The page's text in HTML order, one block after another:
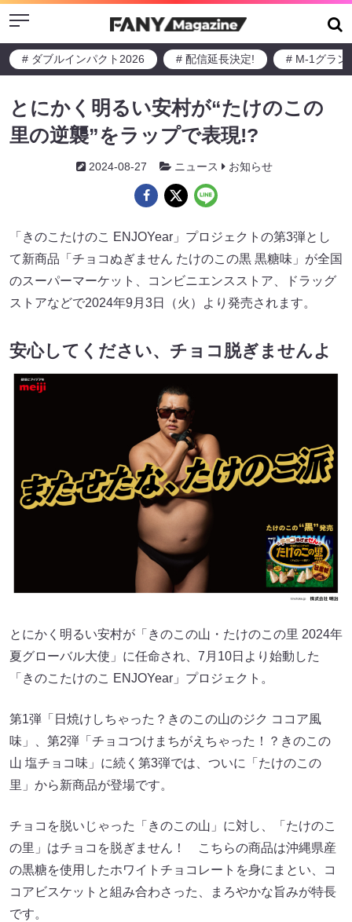
Menu
# ダブルインパクト2026 # 配信延長決定! # M-1グラン
とにかく明るい安村が“たけのこの
里の逆襲”をラップで表現!?
2024-08-27 ニュース お知らせ
「きのこたけのこ ENJOYear」プロジェクトの第3弾とし
て新商品「チョコぬぎません たけのこの黒 黒糖味」が全国
のスーパーマーケット、コンビニエンスストア、ドラッグ
ストアなどで2024年9月3日（火）より発売されます。
安心してください、チョコ脱ぎませんよ
とにかく明るい安村が「きのこの山・たけのこの里 2024年
夏グローバル大使」に任命され、7月10日より始動した
「きのこたけのこ ENJOYear」プロジェクト。
第1弾「日焼けしちゃった？きのこの山のジク ココア風
味」、第2弾「チョコつけまちがえちゃった！？きのこの
山 塩チョコ味」に続く第3弾では、ついに「たけのこの
里」から新商品が登場です。
チョコを脱いじゃった「きのこの山」に対し、「たけのこ
の里」はチョコを脱ぎません！ こちらの商品は沖縄県産
の黒糖を使用したホワイトチョコレートを身にまとい、コ
コアビスケットと組み合わさった、まろやかな旨みが特長
です。